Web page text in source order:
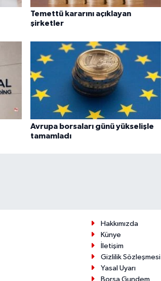
Temettü kararını açıklayan
şirketler
Avrupa borsaları günü yükselişle
tamamladı
Hakkımızda
Künye
İletişim
Gizlilik Sözleşmesi
Yasal Uyarı
Borsa Gundem